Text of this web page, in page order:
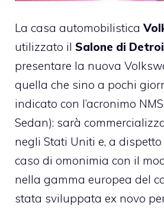
La casa automobilistica
utilizzato il Salone di
presentare la nuova
quella che sino a pochi
indicato con l’acronimo
Sedan): sarà
negli Stati Uniti e, a
caso di omonimia con il
nella gamma europea del
stata sviluppata ex novo